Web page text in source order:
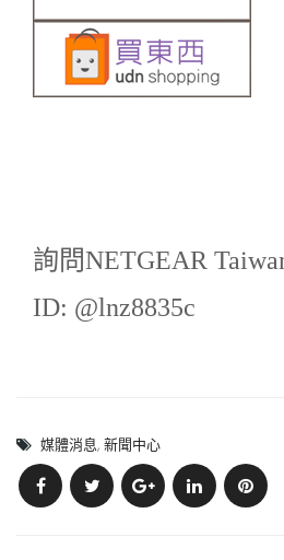
詢問NETGEAR
ID: @lnz8835c
媒體消息, 新聞中心